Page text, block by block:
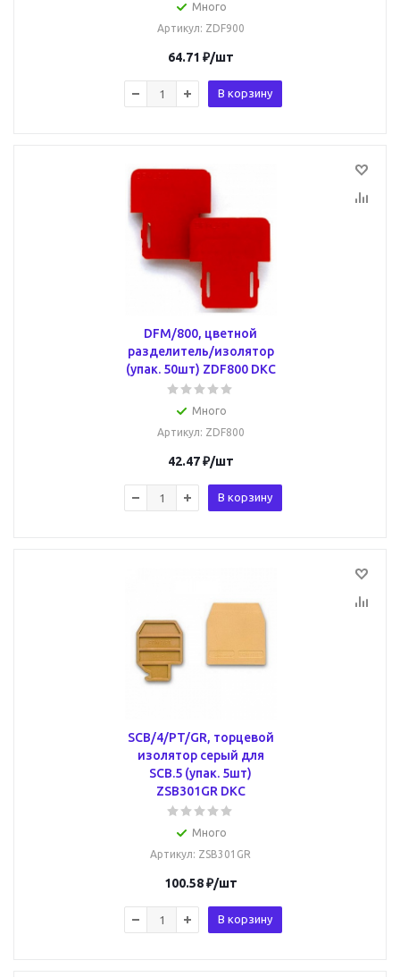
Много
Артикул: ZDF900
64.71 ₽/шт
В корзину
DFM/800, цветной
разделитель/изолятор
(упак. 50шт) ZDF800 DKC
Много
Артикул: ZDF800
42.47₽/шт
В корзину
SCB/4/PT/GR, торцевой
изолятор серый для
SCB.5 (упак. 5шт)
ZSB301GR DKC
Много
Артикул: ZSB301GR
100.58₽/шт
В корзину